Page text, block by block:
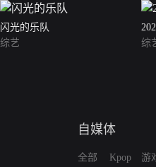
闪光的乐队
综艺
综
自媒体
全部
Kpop
游